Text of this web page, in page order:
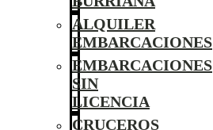
ALQUILER
EMBARCACIONES
EMBARCACIONES
SIN
LICENCIA
CRUCEROS